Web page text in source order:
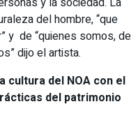
del hombre, “que
y de “quienes somos, de
dijo el artista.
cultura del NOA con el
del patrimonio